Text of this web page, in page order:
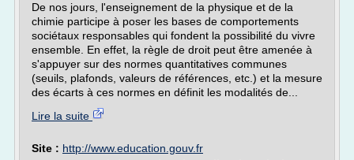
De nos jours, l'enseignement de la physique et de la
chimie participe à poser les bases de comportements
sociétaux responsables qui fondent la possibilité du vivre
ensemble. En effet, la règle de droit peut être amenée à
s'appuyer sur des normes quantitatives communes
(seuils, plafonds, valeurs de références, etc.) et la mesure
des écarts à ces normes en définit les modalités de...
Lire la suite
Site : http://www.education.gouv.fr